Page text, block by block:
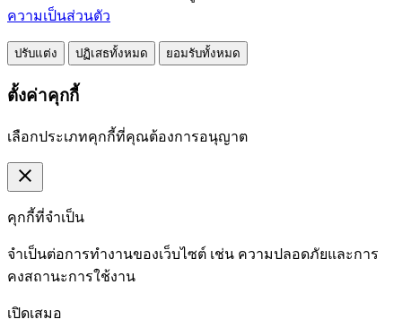
ความเป็นส่วนตัว
ปรับแต่ง ปฏิเสธทั้งหมด ยอมรับทั้งหมด
ตั้งค่าคุกกี้
เลือกประเภทคุกกี้ที่คุณต้องการอนุญาต
close
คุกกี้ที่จำเป็น
จำเป็นต่อการทำงานของเว็บไซต์ เช่น ความปลอดภัยและการ
คงสถานะการใช้งาน
เปิดเสมอ